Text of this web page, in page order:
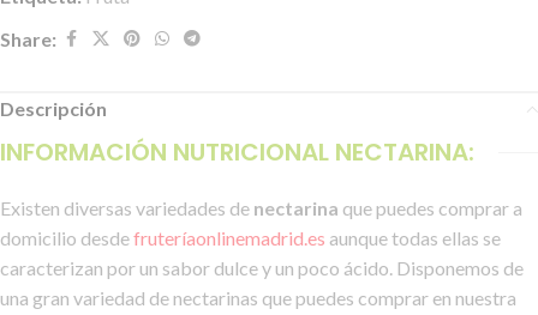
Share:
Descripción
INFORMACIÓN NUTRICIONAL NECTARINA:
Existen diversas variedades de nectarina que puedes comprar a
domicilio desdefruteríaonlinemadrid.es aunque todas ellas se
caracterizan por un sabor dulce y un poco ácido. Disponemos de
una gran variedad de nectarinas que puedes comprar en nuestra